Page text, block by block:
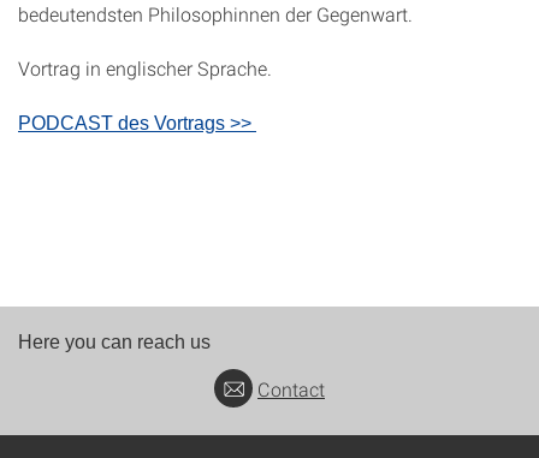
bedeutendsten Philosophinnen der Gegenwart.
Vortrag in englischer Sprache.
PODCAST des Vortrags >>
Here you can reach us
Contact